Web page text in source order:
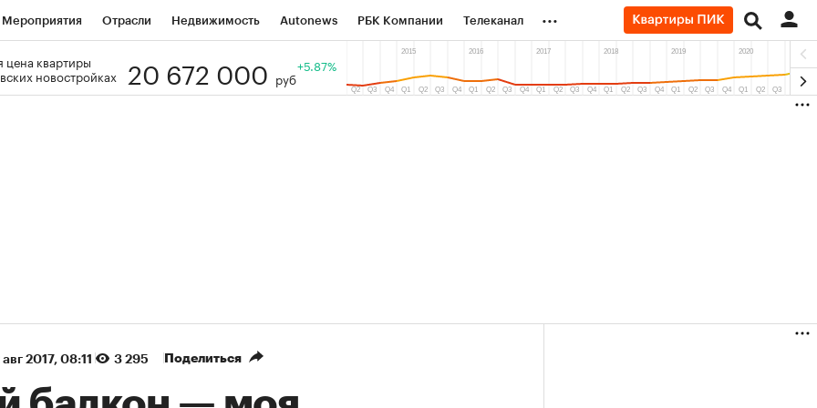
Мероприятия Отрасли Недвижимость Autonews РБК Компании Телеканал
РБК Образование Тренды
...
цена квартиры
новостройках
20 672 000 руб
+5.87%
2017, 08:11 3 295 Поделиться